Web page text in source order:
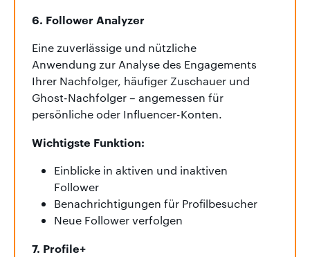
6. Follower Analyzer
Eine zuverlässige und nützliche
Anwendung zur Analyse des Engagements
Ihrer Nachfolger, häufiger Zuschauer und
Ghost-Nachfolger – angemessen für
persönliche oder Influencer-Konten.
Wichtigste Funktion:
Einblicke in aktiven und inaktiven
Follower
Benachrichtigungen für Profilbesucher
Neue Follower verfolgen
7. Profile+